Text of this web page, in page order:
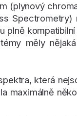
(plynový
Spectrometry)
plně
měly
která
maximálně